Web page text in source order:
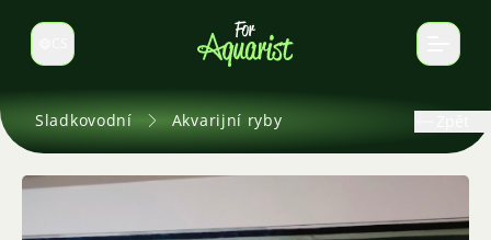
Select language
Sladkovodní Akvarijní ryby